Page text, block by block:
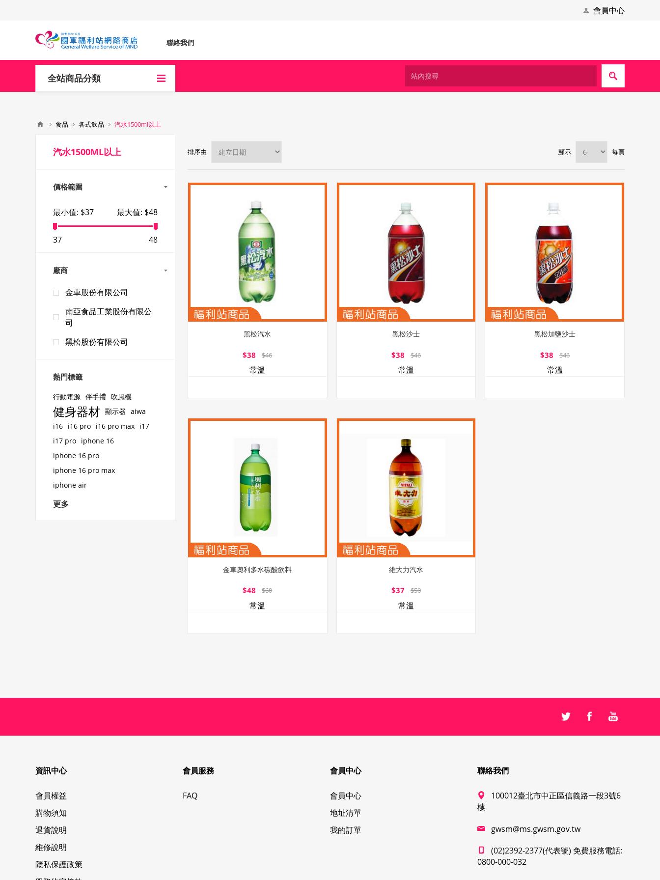
會員中心
聯絡我們
全站商品分類
食品 各式飲品 汽水1500ml以上
排序由 顯示 每頁
黑松汽水
$38 $46
常溫
黑松沙士
$38 $46
常溫
黑松加鹽沙士
$38 $46
常溫
金車奧利多水碳酸飲料
$48 $60
常溫
維大力汽水
$37 $50
常溫
汽水1500ML以上
價格範圍
最小值: $37 最大值: $48
37 48
廠商
金車股份有限公司
南亞食品工業股份有限公
司
黑松股份有限公司
熱門標籤
行動電源 伴手禮 吹風機
健身器材 顯示器 aiwa
i16 i16 pro i16 pro max i17
i17 pro iphone 16
iphone 16 pro
iphone 16 pro max
iphone air
更多
資訊中心
會員權益
購物須知
退貨說明
維修說明
隱私保護政策
會員服務
FAQ
會員中心
會員中心
地址清單
我的訂單
聯絡我們
100012臺北市中正區信義路一段3號6
樓
gwsm@ms.gwsm.gov.tw
(02)2392-2377(代表號) 免費服務電話:
0800-000-032